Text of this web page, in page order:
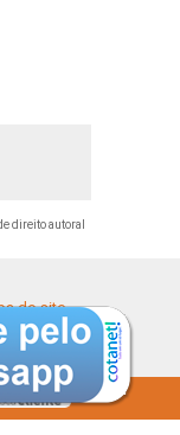
direito autoral
do site